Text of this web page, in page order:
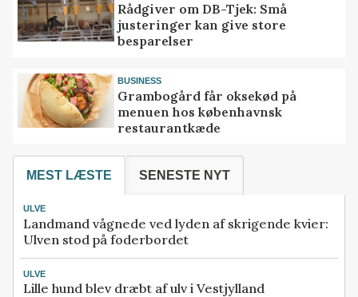
Rådgiver om DB-Tjek: Små
justeringer kan give store
besparelser
BUSINESS
Grambogård får oksekød på
menuen hos københavnsk
restaurantkæde
MEST LÆSTE SENESTE NYT
ULVE
Landmand vågnede ved lyden af skrigende kvier:
Ulven stod på foderbordet
ULVE
Lille hund blev dræbt af ulv i Vestjylland